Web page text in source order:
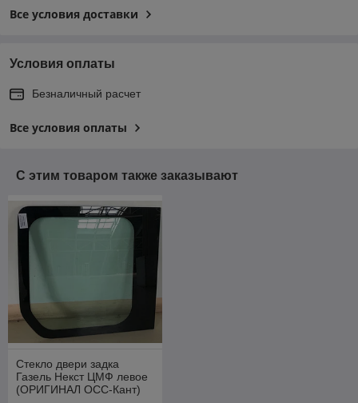
Все условия доставки
Условия оплаты
Безналичный расчет
Все условия оплаты
С этим товаром также заказывают
Стекло двери задка
Газель Некст ЦМФ левое
(ОРИГИНАЛ ОСС-Кант)